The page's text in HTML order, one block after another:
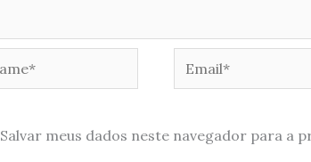
Salvar meus dados neste navegador para a